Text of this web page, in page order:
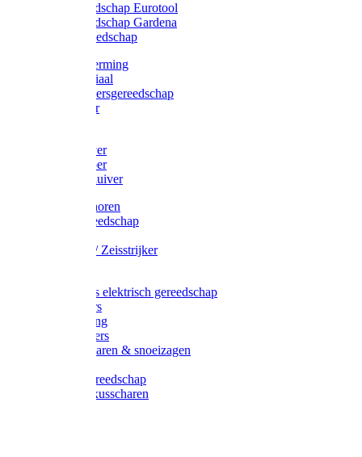
Handgereedschap Eurotool
Handgereedschap Gardena
Kindergereedschap
Kniebescherming
Afzetmateriaal
Stratenmakersgereedschap
Straathamer
Mestschuiver
Mestschraper
Sneeuwschuiver
Zeis toebehoren
Baggergereedschap
Wetstenen / Zeisstrijker
Accessoires elektrisch gereedschap
Grasmaaiers
Tuinreiniging
Robotmaaiers
Heggenscharen & snoeizagen
Klussen gereedschap
Gras & buxusscharen